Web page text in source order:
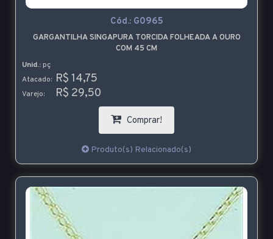
Cód.: G0965
GARGANTILHA SINGAPURA TORCIDA FOLHEADA A OURO
COM 45 CM
Unid.: pç
Atacado: R$ 14,75
Varejo: R$ 29,50
Comprar!
Produto(s) Relacionado(s)